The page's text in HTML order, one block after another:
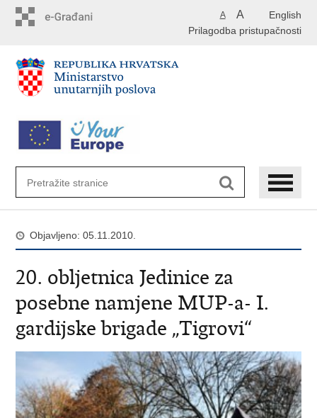
English
A A
Prilagodba pristupačnosti
Objavljeno: 05.11.2010.
20. obljetnica Jedinice za
posebne namjene MUP-a- I.
gardijske brigade „Tigrovi“